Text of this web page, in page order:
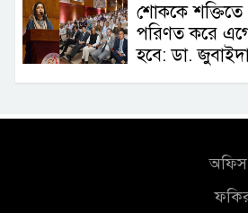
শোককে শক্তিতে
পরিণত করে
হবে: ডা.